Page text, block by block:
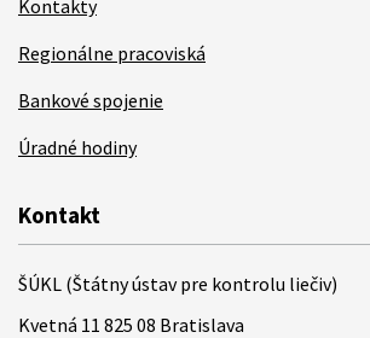
Kontakty
Regionálne pracoviská
Bankové spojenie
Úradné hodiny
Kontakt
ŠÚKL (Štátny ústav pre kontrolu liečiv)
Kvetná 11 825 08 Bratislava